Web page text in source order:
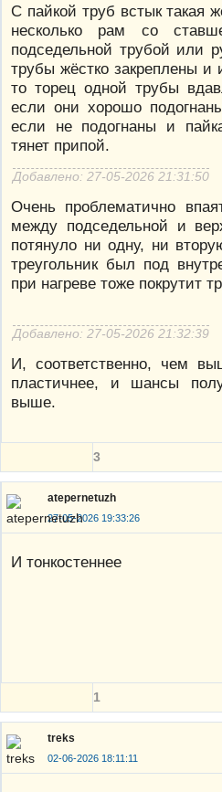
С пайкой труб встык такая
несколько рам со
подседельной трубой или
трубы жёстко закреплены и
то торец одной трубы
если они хорошо
если не подогнаны и
тянет припой.
Добавлено: 27-05-2026 21:31:50
Очень проблематично
между подседельной и
потянуло ни одну, ни
треугольник был под
при нагреве тоже покрутит
Добавлено: 27-05-2026 21:32:39
И, соответственно, чем
пластичнее, и шансы
выше.
3
atepernetuzh
27-05-2026 19:33:26
И тонкостеннее
1
treks
02-06-2026 18:11:11